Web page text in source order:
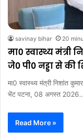
savinay bihar 20
मा0 स्वास्थ्य मंत्री
जे0 पी0 नड्डा से की
मा0 स्वास्थ्य मंत्री निशांत
भेंट पटना, 08 अगस्त
Read More »